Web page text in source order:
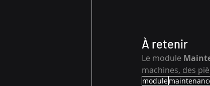
À retenir
Le module
machines, des
module